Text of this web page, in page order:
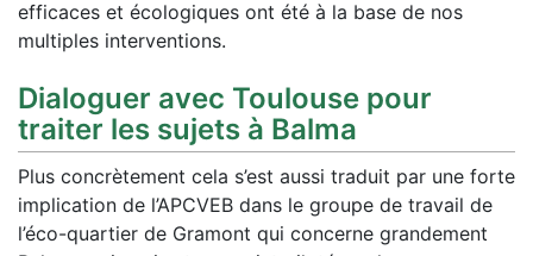
efficaces et écologiques ont été à la base de nos
multiples interventions.
Dialoguer avec Toulouse pour
traiter les sujets à Balma
Plus concrètement cela s’est aussi traduit par une forte
implication de l’APCVEB dans le groupe de travail de
l’éco-quartier de Gramont qui concerne grandement